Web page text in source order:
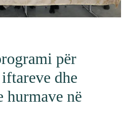
për
dhe
hurmave në